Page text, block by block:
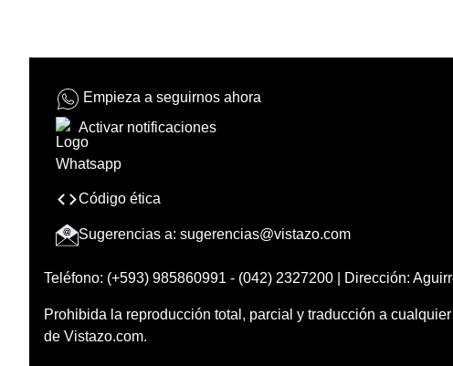
Empieza a seguirnos ahora
Activar notificaciones
Código ética
Sugerencias a: sugerencias@vistazo.com
Teléfono: (+593) 985860991 - (042) 2327200 | Dirección:
Prohibida la reproducción total, parcial y traducción a
de Vistazo.com.